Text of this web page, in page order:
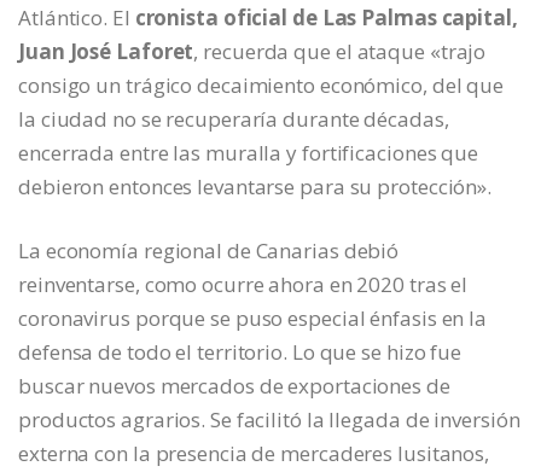
Atlántico. El cronista oficial de Las Palmas capital,
Juan José Laforet, recuerda que el ataque «trajo
consigo un trágico decaimiento económico, del que
la ciudad no se recuperaría durante décadas,
encerrada entre las muralla y fortificaciones que
debieron entonces levantarse para su protección».
La economía regional de Canarias debió
reinventarse, como ocurre ahora en 2020 tras el
coronavirus porque se puso especial énfasis en la
defensa de todo el territorio. Lo que se hizo fue
buscar nuevos mercados de exportaciones de
productos agrarios. Se facilitó la llegada de inversión
externa con la presencia de mercaderes lusitanos,